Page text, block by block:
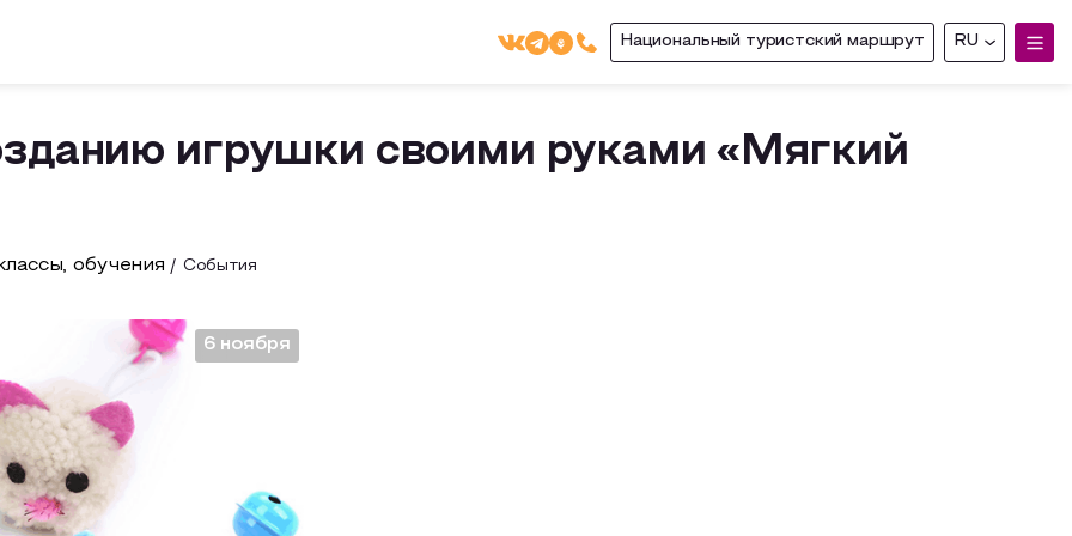
Национальный туристский маршрут RU
игрушки своими руками «Мягкий
обучения События
6 ноября